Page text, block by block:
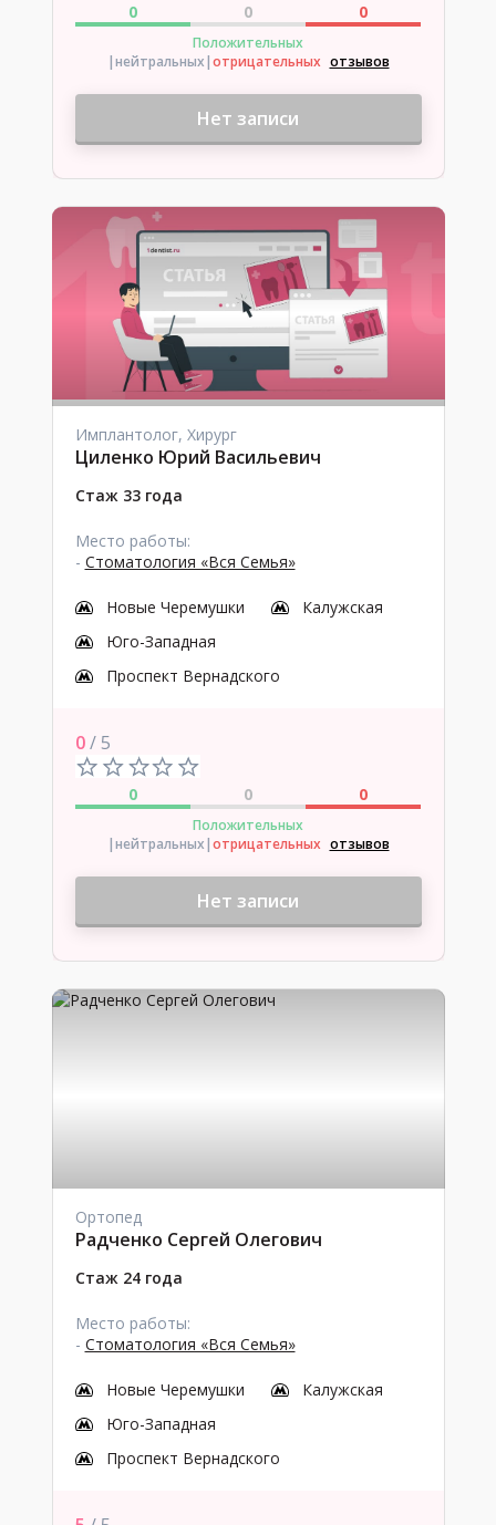
0 0 0
Положительных
|нейтральных|отрицательных отзывов
Нет записи
Имплантолог, Хирург
Циленко Юрий Васильевич
Стаж 33 года
Место работы:
- Стоматология «Вся Семья»
Новые Черемушки
Калужская
Юго-Западная
Проспект Вернадского
0/ 5
0 0 0
Положительных
|нейтральных|отрицательных отзывов
Нет записи
Ортопед
Радченко Сергей Олегович
Стаж 24 года
Место работы:
- Стоматология «Вся Семья»
Новые Черемушки
Калужская
Юго-Западная
Проспект Вернадского